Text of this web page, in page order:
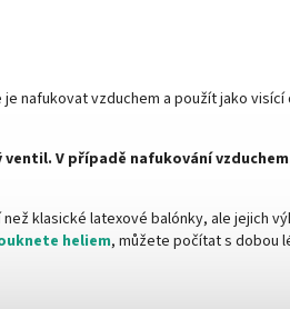
nafukovat vzduchem a použít jako
V případě nafukování
klasické latexové balónky, ale jejich
heliem, můžete počítat s dobou